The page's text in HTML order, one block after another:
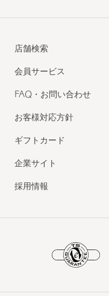
店舗検索
会員サービス
FAQ・お問い合わせ
お客様対応方針
ギフトカード
企業サイト
採用情報